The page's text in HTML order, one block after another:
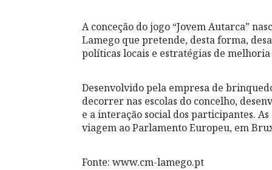
A conceção do jogo “Jovem Autarca”
Lamego que pretende, desta forma,
políticas locais e estratégias de
Desenvolvido pela empresa de
decorrer nas escolas do concelho,
e a interação social dos participantes.
viagem ao Parlamento Europeu, em
Fonte: www.cm-lamego.pt